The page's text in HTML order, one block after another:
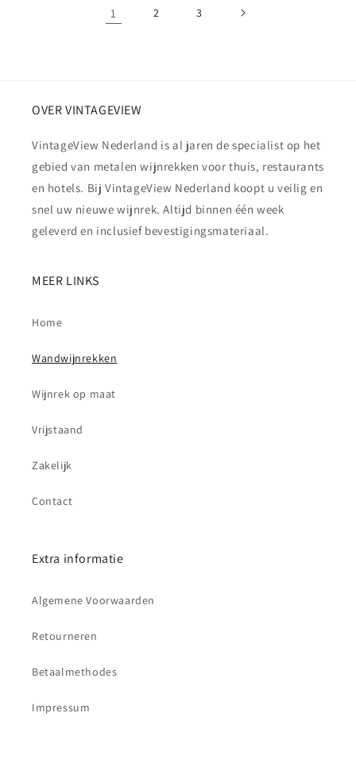
1 2 3
OVER VINTAGEVIEW
VintageView Nederland is al jaren de specialist op het
gebied van metalen wijnrekken voor thuis, restaurants
en hotels. Bij VintageView Nederland koopt u veilig en
snel uw nieuwe wijnrek. Altijd binnen één week
geleverd en inclusief bevestigingsmateriaal.
MEER LINKS
Home
Wandwijnrekken
Wijnrek op maat
Vrijstaand
Zakelijk
Contact
Extra informatie
Algemene Voorwaarden
Retourneren
Betaalmethodes
Impressum